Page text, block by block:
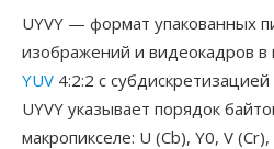
UYVY — формат упакованных
изображений и видеокадров в
YUV 4:2:2 с
UYVY указывает порядок
макропикселе: U (Cb), Y0, V